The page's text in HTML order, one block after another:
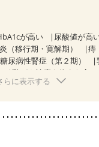
が高い 尿酸値が高
（移行期・寛解期） 痔
糖尿病性腎症（第２期）
乳がん治療を終えた方
骨折 骨粗しょう症
らに表示する